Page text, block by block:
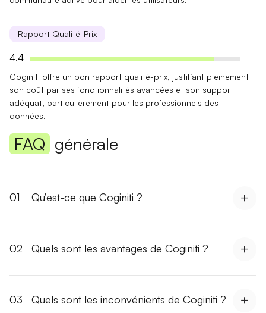
Rapport Qualité-Prix
4.4
Coginiti offre un bon rapport qualité-prix, justifiant pleinement
son coût par sesfonctionnalités avancées et son support
adéquat, particulièrement pour les professionnels des
données.
FAQ générale
01 Qu’est-ce que Coginiti ?
02 Quels sont les avantages de Coginiti ?
03 Quels sont les inconvénients de Coginiti ?